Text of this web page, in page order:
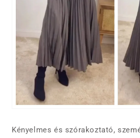
Kényelmes és szórakoztató,